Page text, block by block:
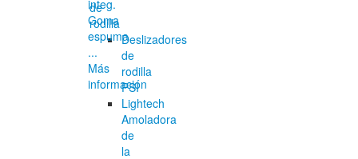
de
rodilla
Deslizadores
de
rodilla
PSI
Lightech
Amoladora
de
la
integ.
Goma
espuma
...
Más
información